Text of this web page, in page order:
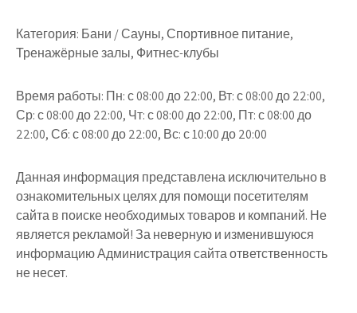
Категория: Бани / Сауны, Спортивное питание,
Тренажёрные залы, Фитнес-клубы
Время работы: Пн: с 08:00 до 22:00, Вт: с 08:00 до 22:00,
Ср: с 08:00 до 22:00, Чт: с 08:00 до 22:00, Пт: с 08:00 до
22:00, Сб: с 08:00 до 22:00, Вс: с 10:00 до 20:00
Данная информация представлена исключительно в
ознакомительных целях для помощи посетителям
сайта в поиске необходимых товаров и компаний. Не
является рекламой! За неверную и изменившуюся
информацию Администрация сайта ответственность
не несет.